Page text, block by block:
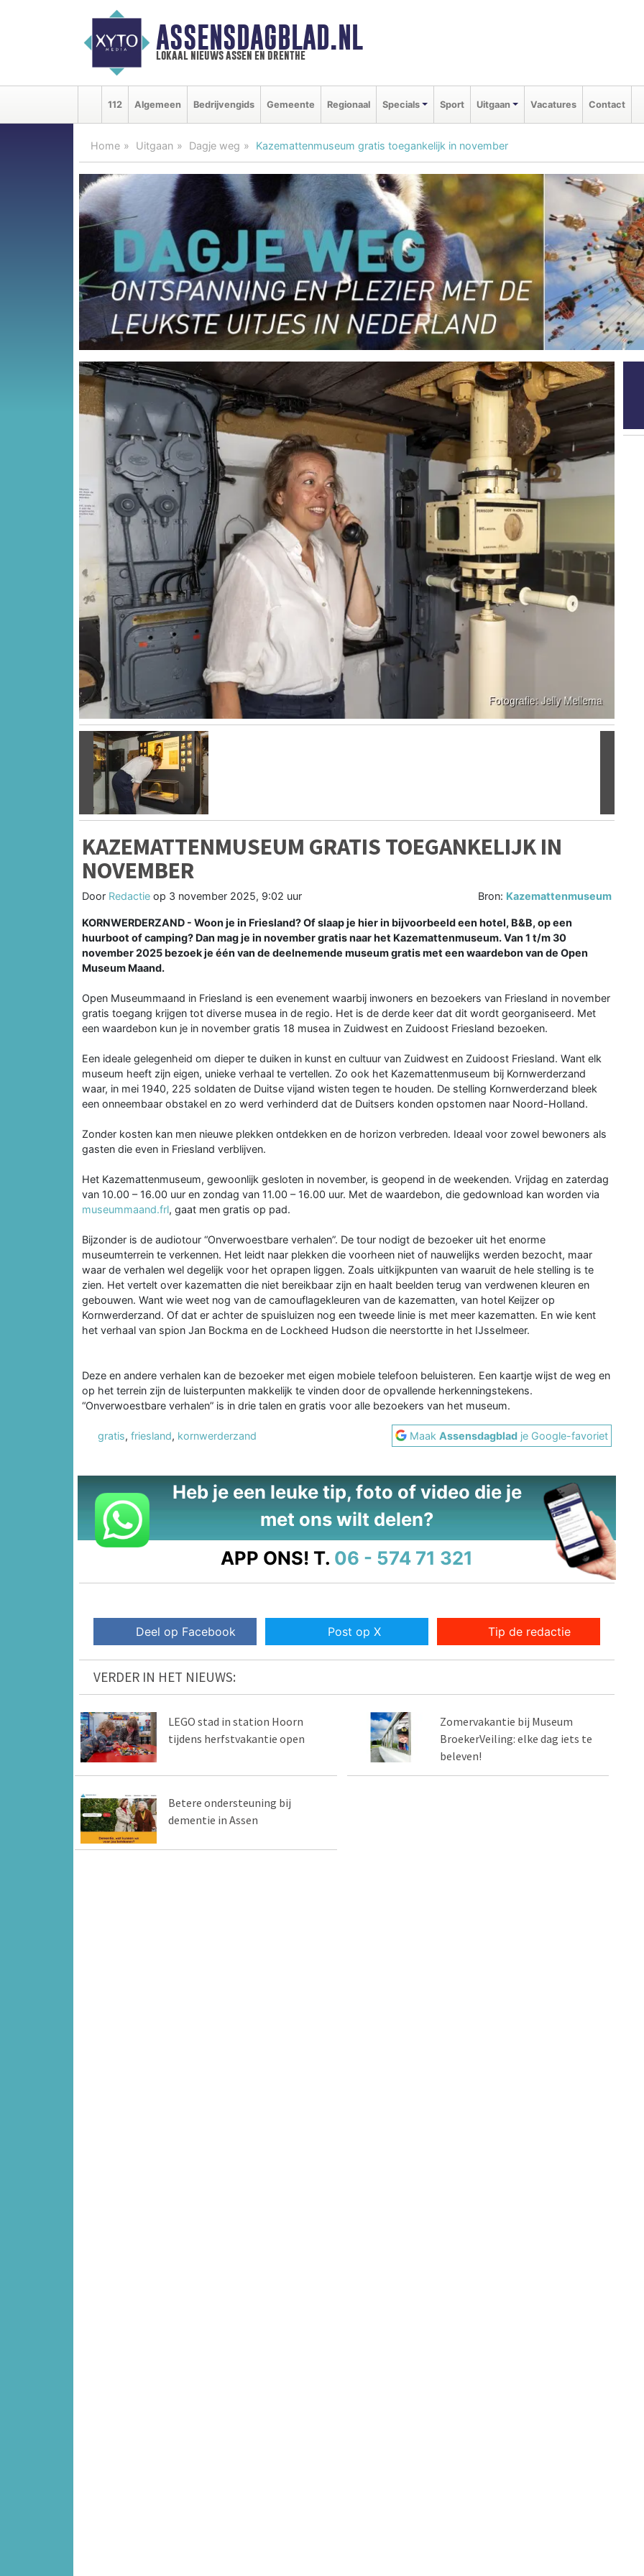
ASSENSDAGBLAD.NL
lokaal nieuws assen en drenthe
112 Algemeen Bedrijvengids Gemeente Regionaal Specials Sport Uitgaan Vacatures Contact
Home Uitgaan Dagje weg Kazemattenmuseum gratis toegankelijk in november
Vorige
KAZEMATTENMUSEUM GRATIS TOEGANKELIJK IN
NOVEMBER
Door Redactie op 3 november 2025, 9:02 uur Bron: Kazemattenmuseum
KORNWERDERZAND - Woon je in Friesland? Of slaap je hier in bijvoorbeeld een hotel, B&B, op een
huurboot of camping? Dan mag je in november gratis naar het Kazemattenmuseum. Van 1 t/m 30
november 2025 bezoek je één van de deelnemende museum gratis met een waardebon van de Open
Museum Maand.
Open Museummaand in Friesland is een evenement waarbij inwoners en bezoekers van Friesland in november
gratis toegang krijgen tot diverse musea in de regio. Het is de derde keer dat dit wordt georganiseerd. Met
een waardebon kun je in november gratis 18 musea in Zuidwest en Zuidoost Friesland bezoeken.
Een ideale gelegenheid om dieper te duiken in kunst en cultuur van Zuidwest en Zuidoost Friesland. Want elk
museum heeft zijn eigen, unieke verhaal te vertellen. Zo ook het Kazemattenmuseum bij Kornwerderzand
waar, in mei 1940, 225 soldaten de Duitse vijand wisten tegen te houden. De stelling Kornwerderzand bleek
een onneembaar obstakel en zo werd verhinderd dat de Duitsers konden opstomen naar Noord-Holland.
Zonder kosten kan men nieuwe plekken ontdekken en de horizon verbreden. Ideaal voor zowel bewoners als
gasten die even in Friesland verblijven.
Het Kazemattenmuseum, gewoonlijk gesloten in november, is geopend in de weekenden. Vrijdag en zaterdag
van 10.00 – 16.00 uur en zondag van 11.00 – 16.00 uur. Met de waardebon, die gedownload kan worden via
museummaand.frl, gaat men gratis op pad.
Bijzonder is de audiotour “Onverwoestbare verhalen”. De tour nodigt de bezoeker uit het enorme
museumterrein te verkennen. Het leidt naar plekken die voorheen niet of nauwelijks werden bezocht, maar
waar de verhalen wel degelijk voor het oprapen liggen. Zoals uitkijkpunten van waaruit de hele stelling is te
zien. Het vertelt over kazematten die niet bereikbaar zijn en haalt beelden terug van verdwenen kleuren en
gebouwen. Want wie weet nog van de camouflagekleuren van de kazematten, van hotel Keijzer op
Kornwerderzand. Of dat er achter de spuisluizen nog een tweede linie is met meer kazematten. En wie kent
het verhaal van spion Jan Bockma en de Lockheed Hudson die neerstortte in het IJsselmeer.
Deze en andere verhalen kan de bezoeker met eigen mobiele telefoon beluisteren. Een kaartje wijst de weg en
op het terrein zijn de luisterpunten makkelijk te vinden door de opvallende herkenningstekens.
“Onverwoestbare verhalen” is in drie talen en gratis voor alle bezoekers van het museum.
gratis, friesland, kornwerderzand MaakAssensdagblad je Google-favoriet
Heb je een leuke tip, foto of video die je
met ons wilt delen?
APP ONS! T. 06 - 574 71 321
Deel op Facebook Post op X Tip de redactie
VERDER IN HET NIEUWS:
LEGO stad in station Hoorn
tijdens herfstvakantie open
Zomervakantie bij Museum
BroekerVeiling: elke dag iets te
beleven!
Betere ondersteuning bij
dementie in Assen